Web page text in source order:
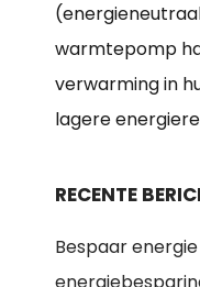
warmtepomp
verwarming in
lagere
RECENTE
Bespaar